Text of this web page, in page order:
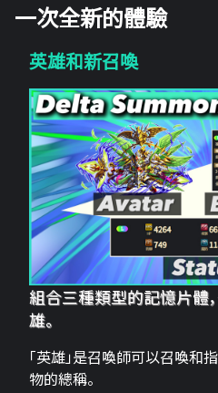
一次全新的體驗
英雄和新召喚
組合三種類型的記憶片體
雄。
「英雄」是召喚師可以召喚和
物的總稱。